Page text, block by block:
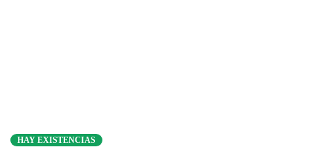
HAY EXISTENCIAS